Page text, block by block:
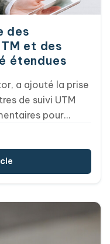
des
et des
étendues
a ajouté la prise
de suivi UTM
pour
des champs sur
améliorent les
dont bénéficient
Passcreator !